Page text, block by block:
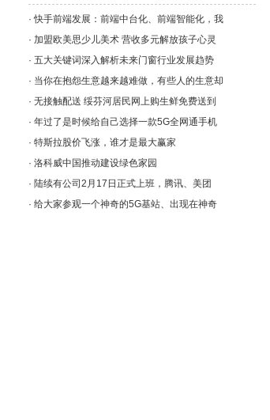
《/a>
秃，/a>
·快手前端发展：前端中台化、前端智能化，我
· 加盟欧美思少儿美术 营收多元解放孩子心灵
· 五大关键词深入解析未来门窗行业发展趋势
· 当你在抱怨生意越来越难做，有些人的生意却
· 无接触配送 绥芬河居民网上购生鲜免费送到
· 年过了是时候给自己选择一款5G全网通手机
· 特斯拉股价飞涨，谁才是最大赢家
· 洛科威中国推动建设绿色家园
· 陆续有公司2月17日正式上班，腾讯、美团
· 给大家参观一个神奇的5G基站、出现在神奇